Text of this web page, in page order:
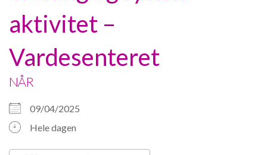
aktivitet –
Vardesenteret
NÅR
09/04/2025
Hele dagen